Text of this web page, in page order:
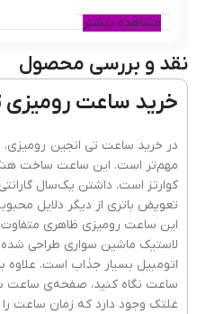
گارانتی یکسال
تعداد موتور
مبدا برند ساعت
برند ساعت
مشاهده بیشتر
نقد و بررسی محصول
خرید ساعت
در خرید ساعت تی انجین رومیزی،
مهم‌تر است. این ساعت ساخت
کوارتز است. داشتن یک‌سال
تعویض باتری از دیگر دلایل
این ساعت رومیزی ظاهری
لاستیک ماشین سواری طراحی شده
اتومبیل بسیار جذاب است. علاوه
غلتک وجود دارد که زمان ساعت